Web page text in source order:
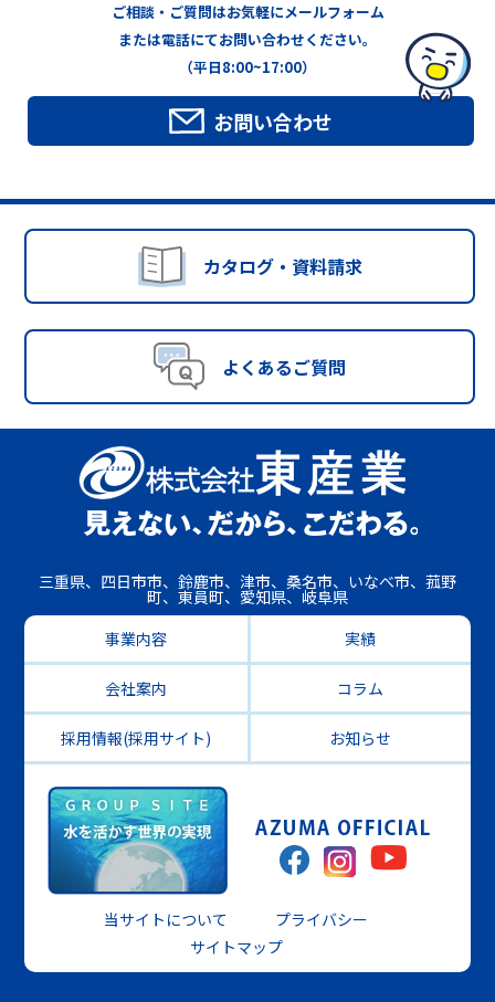
ご相談・ご質問はお気軽にメールフォーム
または電話にてお問い合わせください。
（平日8:00~17:00）
お問い合わせ
カタログ・資料請求
よくあるご質問
三重県、四日市市、鈴鹿市、津市、桑名市、いなべ市、菰野
町、東員町、愛知県、岐阜県
事業内容
実績
会社案内 コラム
採用情報(採用サイト) お知らせ
当サイトについて
プライバシー
サイトマップ